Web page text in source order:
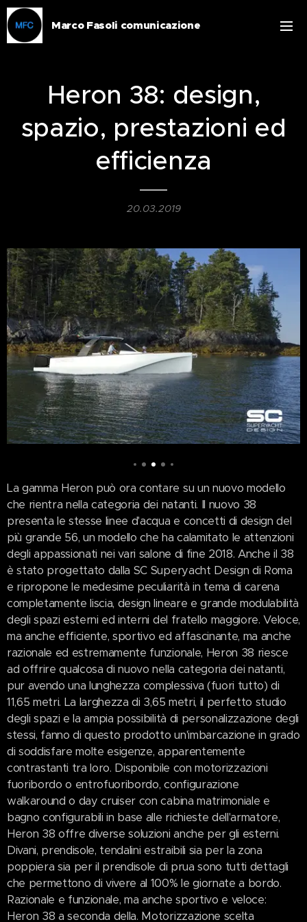
Marco Fasoli comunicazione
Heron 38: design,
spazio, prestazioni ed
efficienza
20.03.2019
La gamma Heron può ora contare su un nuovo modello
che rientra nella categoria dei natanti. Il nuovo 38
presenta le stesse linee d'acqua e concetti di design del
più grande 56, un modello che ha calamitato le attenzioni
degli appassionati nei vari salone di fine 2018. Anche il 38
è stato progettato dalla SC Superyacht Design di Roma
e ripropone le medesime peculiarità in tema di carena
completamente liscia, design lineare e grande modulabilità
degli spazi esterni ed interni del fratello maggiore. Veloce,
ma anche efficiente, sportivo ed affascinante, ma anche
razionale ed estremamente funzionale, Heron 38 riesce
ad offrire qualcosa di nuovo nella categoria dei natanti,
pur avendo una lunghezza complessiva (fuori tutto) di
11,65 metri. La larghezza di 3,65 metri, il perfetto studio
degli spazi e la ampia possibilità di personalizzazione degli
stessi, fanno di questo prodotto un'imbarcazione in grado
di soddisfare molte esigenze, apparentemente
contrastanti tra loro. Disponibile con motorizzazioni
fuoribordo o entrofuoribordo, configurazione
walkaround o day cruiser con cabina matrimoniale e
bagno configurabili in base alle richieste dell'armatore,
Heron 38 offre diverse soluzioni anche per gli esterni.
Divani, prendisole, tendalini estraibili sia per la zona
poppiera sia per il prendisole di prua sono tutti dettagli
che permettono di vivere al 100% le giornate a bordo.
Razionale e funzionale, ma anche sportivo e veloce:
Heron 38 a seconda della. Motorizzazione scelta